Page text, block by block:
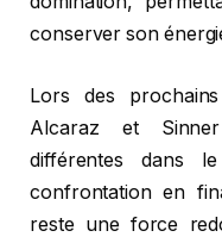
conserver son
Lors des
Alcaraz et
différentes dans
confrontation en
reste une force